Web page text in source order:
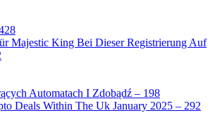
Majestic King Bei Dieser Registrierung Auf
Automatach I Zdobądź – 198
Deals Within The Uk January 2025 – 292